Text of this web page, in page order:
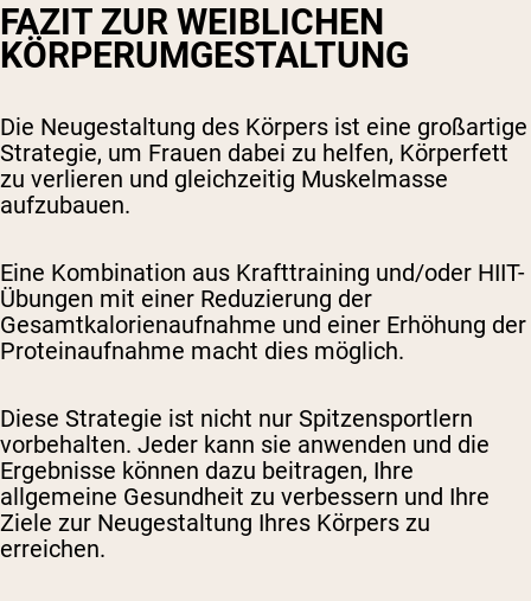
FAZIT ZUR WEIBLICHEN
KÖRPERUMGESTALTUNG
Die Neugestaltung des Körpers ist eine großartige
Strategie, um Frauen dabei zu helfen, Körperfett
zu verlieren und gleichzeitig Muskelmasse
aufzubauen.
Eine Kombination aus Krafttraining und/oder HIIT-
Übungen mit einer Reduzierung der
Gesamtkalorienaufnahme und einer Erhöhung der
Proteinaufnahme macht dies möglich.
Diese Strategie ist nicht nur Spitzensportlern
vorbehalten. Jeder kann sie anwenden und die
Ergebnisse können dazu beitragen, Ihre
allgemeine Gesundheit zu verbessern und Ihre
Ziele zur Neugestaltung Ihres Körpers zu
erreichen.